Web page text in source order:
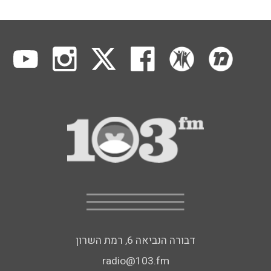
דבורה הנביאה 6, רמת השרון
radio@103.fm